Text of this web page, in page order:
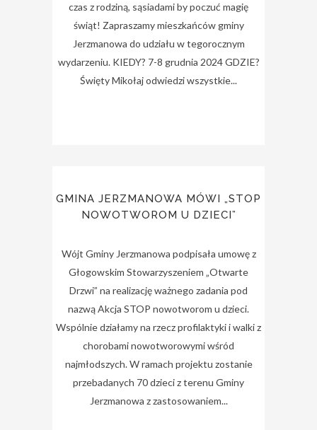
czas z rodziną, sąsiadami by poczuć magię
świąt! Zapraszamy mieszkańców gminy
Jerzmanowa do udziału w tegorocznym
wydarzeniu. KIEDY? 7-8 grudnia 2024 GDZIE?
Święty Mikołaj odwiedzi wszystkie...
GMINA JERZMANOWA MÓWI „STOP
NOWOTWOROM U DZIECI”
Wójt Gminy Jerzmanowa podpisała umowę z
Głogowskim Stowarzyszeniem „Otwarte
Drzwi” na realizację ważnego zadania pod
nazwą Akcja STOP nowotworom u dzieci.
Wspólnie działamy na rzecz profilaktyki i walki z
chorobami nowotworowymi wśród
najmłodszych. W ramach projektu zostanie
przebadanych 70 dzieci z terenu Gminy
Jerzmanowa z zastosowaniem...